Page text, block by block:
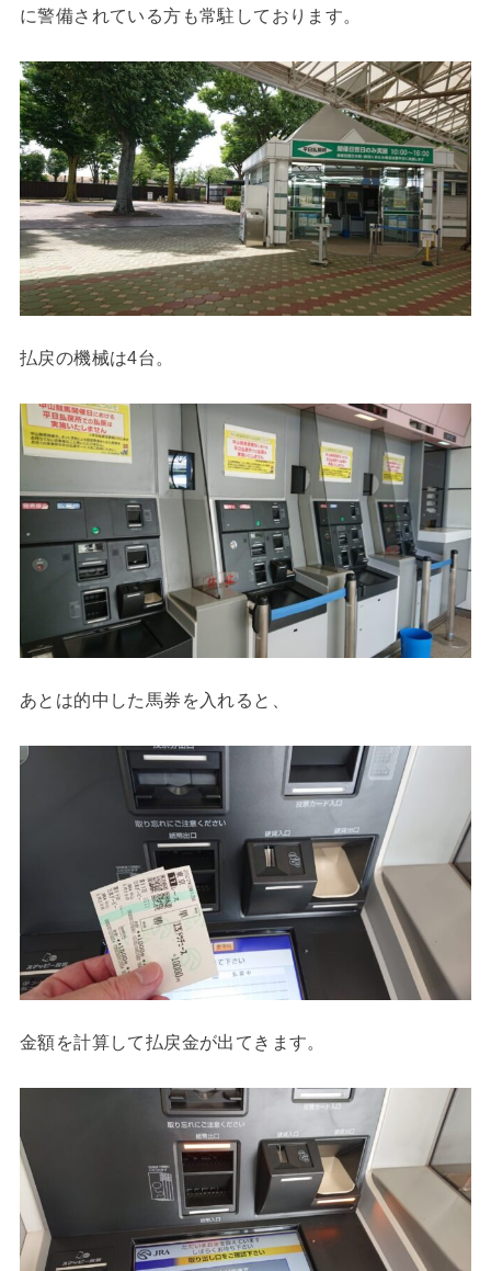
に警備されている方も常駐しております。
払戻の機械は4台。
あとは的中した馬券を入れると、
金額を計算して払戻金が出てきます。